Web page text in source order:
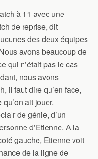
à 11 avec une
de reprise, dit
des deux équipes
avons beaucoup de
qui n’était pas le cas
nous avons
il faut dire qu’en face,
ait jouer.
de génie, d’un
d’Etienne. A la
gauche, Etienne voit
de la ligne de